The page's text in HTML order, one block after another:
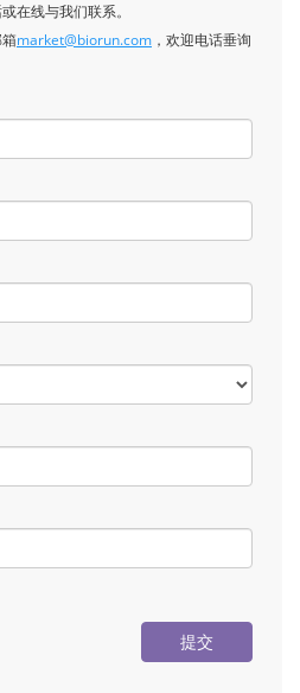
在线与我们联系。
market@biorun.com ，欢迎电话垂询
提交